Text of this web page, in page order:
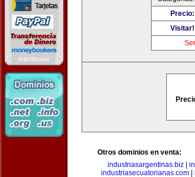
Precio:
Visitar!
Otros dominios en venta:
industriasargentinas.biz
industriasecuatorianas.com